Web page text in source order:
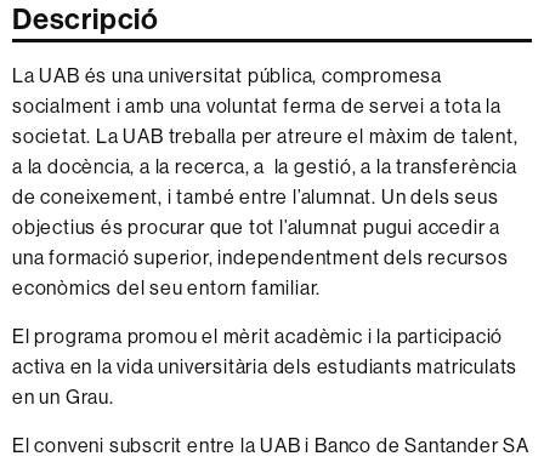
Descripció
La UAB és una universitat pública, compromesa
socialment i amb una voluntat ferma de servei a tota la
societat. La UAB treballa per atreure el màxim de talent,
a la docència, a la recerca, a la gestió, a la transferència
de coneixement, i també entre l’alumnat. Un dels seus
objectius és procurar que tot l’alumnat pugui accedir a
una formació superior, independentment dels recursos
econòmics del seu entorn familiar.
El programa promou el mèrit acadèmic i la participació
activa en la vida universitària dels estudiants matriculats
en un Grau.
El conveni subscrit entre la UAB i Banco de Santander SA